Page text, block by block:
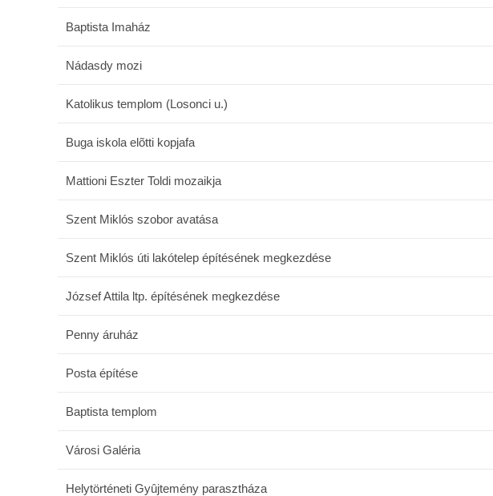
Baptista Imaház
Nádasdy mozi
Katolikus templom (Losonci u.)
Buga iskola elõtti kopjafa
Mattioni Eszter Toldi mozaikja
Szent Miklós szobor avatása
Szent Miklós úti lakótelep építésének megkezdése
József Attila ltp. építésének megkezdése
Penny áruház
Posta építése
Baptista templom
Városi Galéria
Helytörténeti Gyûjtemény parasztháza